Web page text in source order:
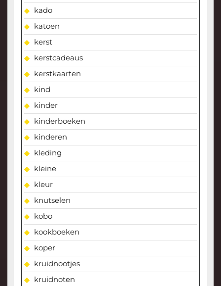
kado
katoen
kerst
kerstcadeaus
kerstkaarten
kind
kinder
kinderboeken
kinderen
kleding
kleine
kleur
knutselen
kobo
kookboeken
koper
kruidnootjes
kruidnoten